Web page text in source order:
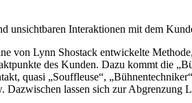
Interaktionen mit dem
von Lynn Shostack entwickelte
des Kunden. Dazu kommt die
quasi „Souffleuse“,
Dazwischen lassen sich zur